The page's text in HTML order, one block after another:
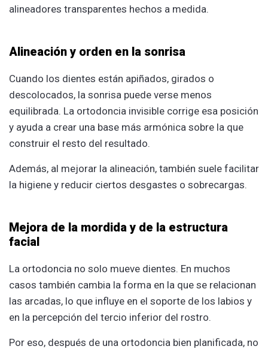
alineadores transparentes hechos a medida.
Alineación y orden en la sonrisa
Cuando los dientes están apiñados, girados o
descolocados, la sonrisa puede verse menos
equilibrada. La ortodoncia invisible corrige esa posición
y ayuda a crear una base más armónica sobre la que
construir el resto del resultado.
Además, al mejorar la alineación, también suele facilitar
la higiene y reducir ciertos desgastes o sobrecargas.
Mejora de la mordida y de la estructura
facial
La ortodoncia no solo mueve dientes. En muchos
casos también cambia la forma en la que se relacionan
las arcadas, lo que influye en el soporte de los labios y
en la percepción del tercio inferior del rostro.
Por eso, después de una ortodoncia bien planificada, no